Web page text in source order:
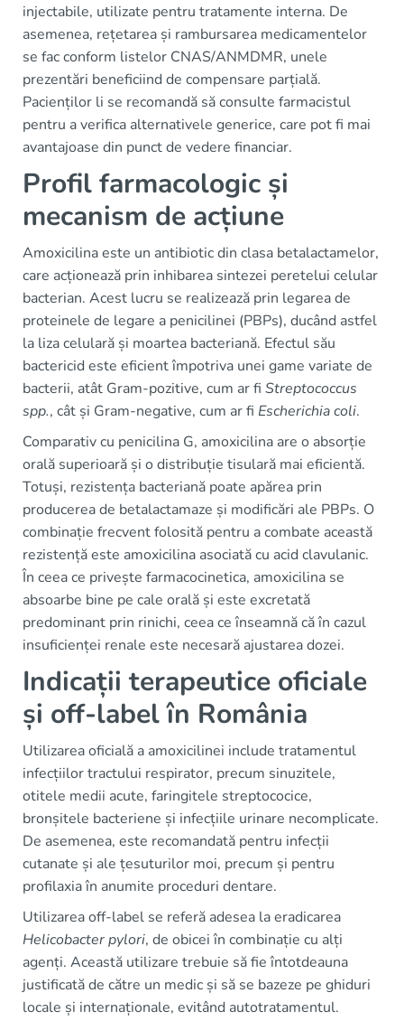
injectabile, utilizate pentru tratamente interna. De
asemenea, rețetarea și rambursarea medicamentelor
se fac conform listelor CNAS/ANMDMR, unele
prezentări beneficiind de compensare parțială.
Pacienților li se recomandă să consulte farmacistul
pentru a verifica alternativele generice, care pot fi mai
avantajoase din punct de vedere financiar.
Profil farmacologic și
mecanism de acțiune
Amoxicilina este un antibiotic din clasa betalactamelor,
care acționează prin inhibarea sintezei peretelui celular
bacterian. Acest lucru se realizează prin legarea de
proteinele de legare a penicilinei (PBPs), ducând astfel
la liza celulară și moartea bacteriană. Efectul său
bactericid este eficient împotriva unei game variate de
bacterii, atât Gram-pozitive, cum ar fi Streptococcus
spp., cât și Gram-negative, cum ar fi Escherichia coli.
Comparativ cu penicilina G, amoxicilina are o absorție
orală superioară și o distribuție tisulară mai eficientă.
Totuși, rezistența bacteriană poate apărea prin
producerea de betalactamaze și modificări ale PBPs. O
combinație frecvent folosită pentru a combate această
rezistență este amoxicilina asociată cu acid clavulanic.
În ceea ce privește farmacocinetica, amoxicilina se
absoarbe bine pe cale orală și este excretată
predominant prin rinichi, ceea ce înseamnă că în cazul
insuficienței renale este necesară ajustarea dozei.
Indicații terapeutice oficiale
și off-label în România
Utilizarea oficială a amoxicilinei include tratamentul
infecțiilor tractului respirator, precum sinuzitele,
otitele medii acute, faringitele streptococice,
bronșitele bacteriene și infecțiile urinare necomplicate.
De asemenea, este recomandată pentru infecții
cutanate și ale țesuturilor moi, precum și pentru
profilaxia în anumite proceduri dentare.
Utilizarea off-label se referă adesea la eradicarea
Helicobacter pylori, de obicei în combinație cu alți
agenți. Această utilizare trebuie să fie întotdeauna
justificată de către un medic și să se bazeze pe ghiduri
locale și internaționale, evitând autotratamentul.